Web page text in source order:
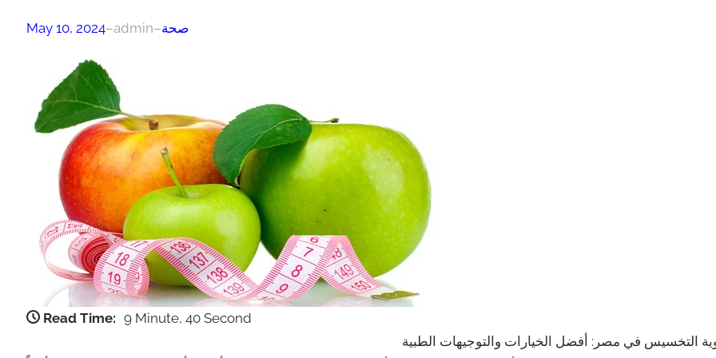
May 10, 2024–admin–صحة
Read Time: 9 Minute, 40 Second
التخسيس في مصر: أفضل الخيارات والتوجيهات الطبية